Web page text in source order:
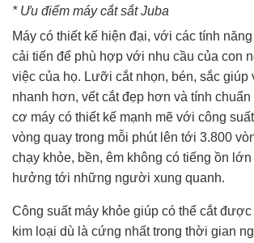
* Ưu điểm máy cắt sắt Juba
Máy có thiết kế hiện đại, với các tính
cải tiến để phù hợp với nhu cầu của con
việc của họ. Lưỡi cắt nhọn, bén, sắc giúp
nhanh hơn, vết cắt đẹp hơn và tính
cơ máy có thiết kế mạnh mẽ với công
vòng quay trong mỗi phút lên tới 3.800
chạy khỏe, bền, êm không có tiếng ồn
hưởng tới những người xung quanh.
Công suất máy khỏe giúp có thể cắt
kim loại dù là cứng nhất trong thời gian